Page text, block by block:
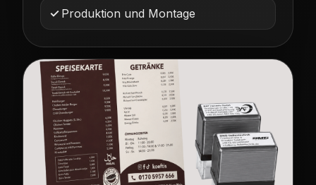
Produktion und Montage